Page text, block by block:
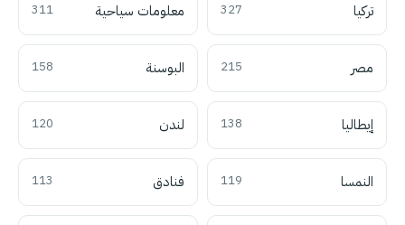
تركيا 327 معلومات سياحية 311
مصر 215 البوسنة 158
إيطاليا 138 لندن 120
النمسا 119 فنادق 113